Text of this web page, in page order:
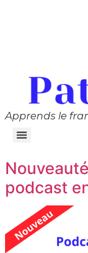
Apprends le
podcast